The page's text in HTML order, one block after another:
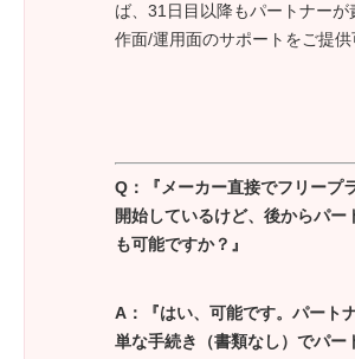
ば、31日目以降もパートナー
作面/運用面のサポートをご提供
Q：『メーカー直接でフリープ
開始しているけど、後からパー
も可能ですか？』
A：『はい、可能です。パート
単な手続き（書類なし）でパー